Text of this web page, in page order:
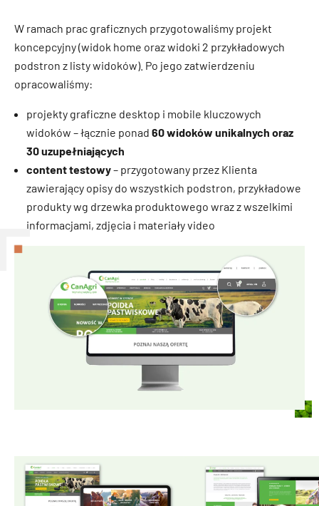
W ramach prac graficznych przygotowaliśmy projekt
koncepcyjny (widok home oraz widoki 2 przykładowych
podstron z listy widoków). Po jego zatwierdzeniu
opracowaliśmy:
projekty graficzne desktop i mobile kluczowych
widoków – łącznie ponad 60 widoków unikalnych oraz
30 uzupełniających
content testowy– przygotowany przez Klienta
zawierający opisy do wszystkich podstron, przykładowe
produkty wg drzewka produktowego wraz z wszelkimi
informacjami, zdjęcia i materiały video